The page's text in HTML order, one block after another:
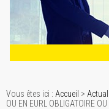
Vous êtes ici : Accueil >
OU EN EURL OBLIGATOIRE